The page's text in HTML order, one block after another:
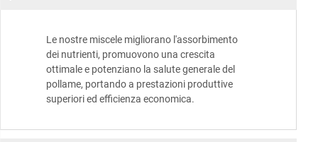
Le nostre miscele migliorano l'assorbimento
dei nutrienti, promuovono una crescita
ottimale e potenziano la salute generale del
pollame, portando a prestazioni produttive
superiori ed efficienza economica.